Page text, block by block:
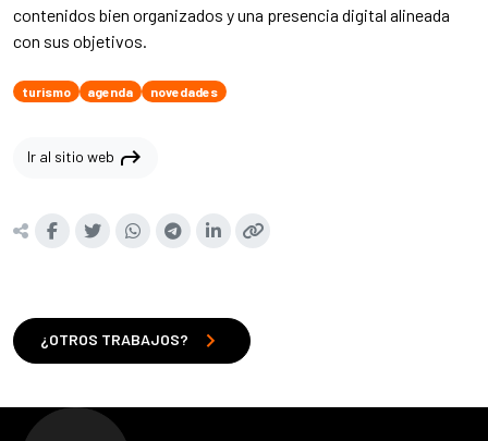
contenidos bien organizados y una presencia digital alineada
con sus objetivos.
turismo agenda novedades
Ir al sitio web shortcut
¿OTROS TRABAJOS? chevron_right